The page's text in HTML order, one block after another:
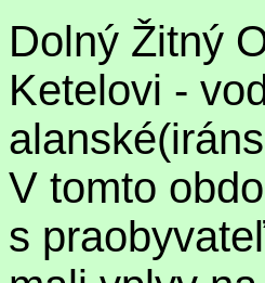
Dolný Žitný
Ketelovi -
V tomto
s